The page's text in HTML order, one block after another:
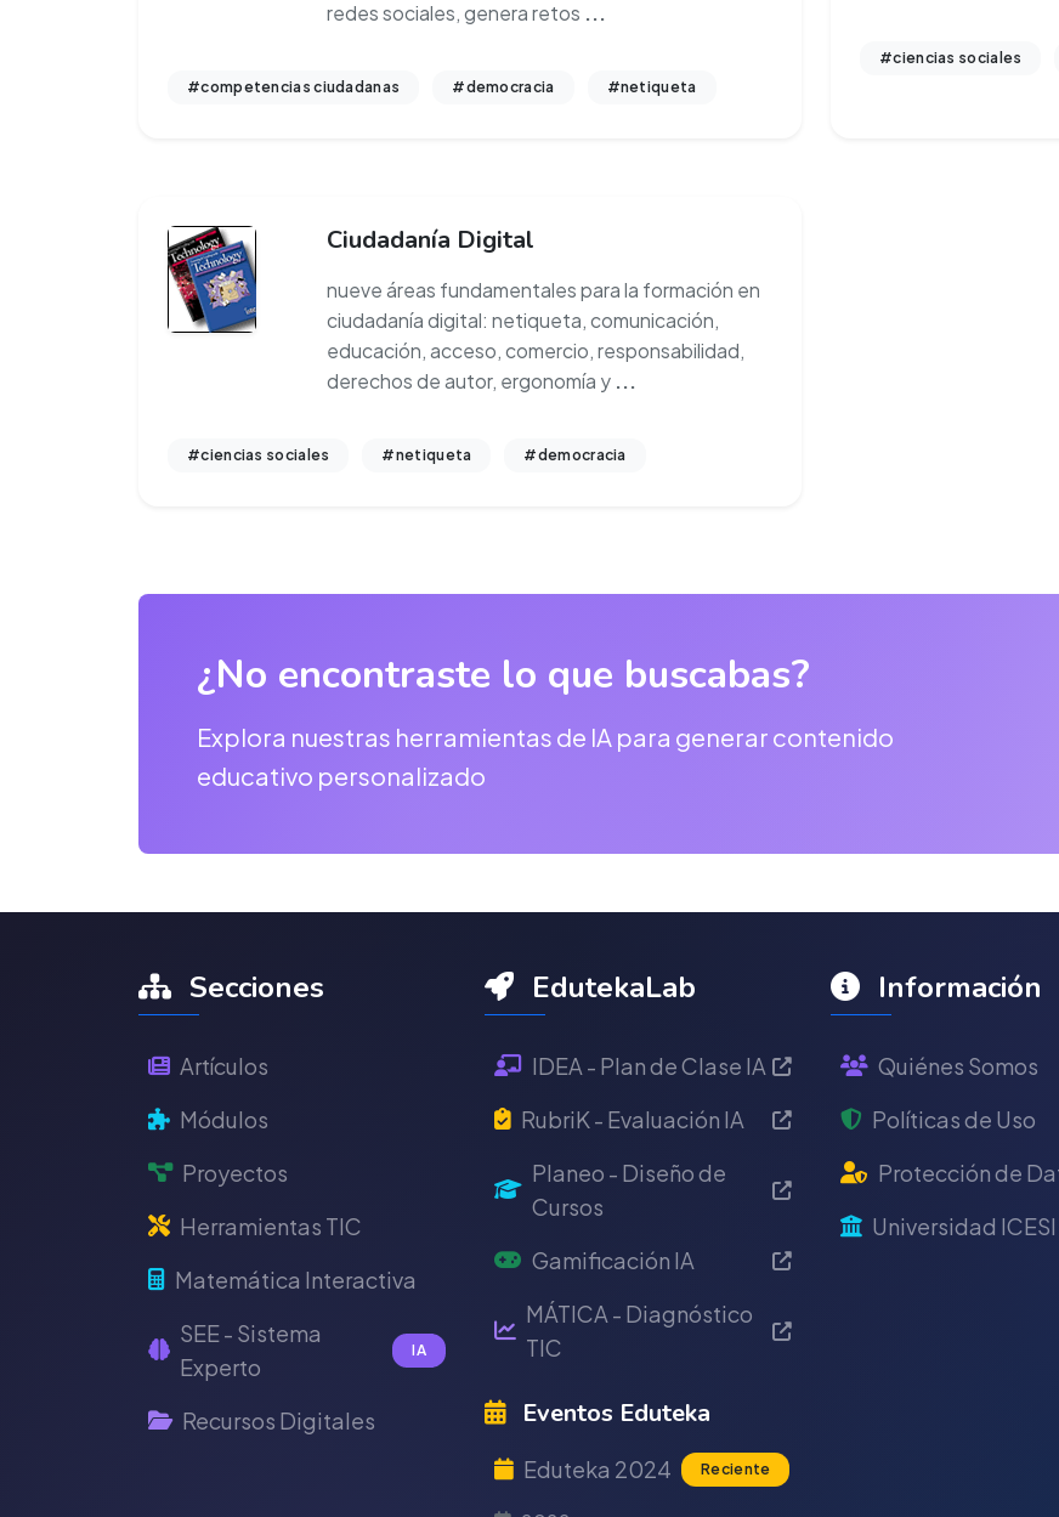
redes sociales, genera retos ...
#competencias ciudadanas #democracia #netiqueta
#ciencias sociales
Ciudadanía Digital
nueve áreas fundamentales para la formación en
ciudadanía digital: netiqueta, comunicación,
educación, acceso, comercio, responsabilidad,
derechos de autor, ergonomía y ...
#ciencias sociales #netiqueta #democracia
¿No encontraste lo que buscabas?
Explora nuestras herramientas de IA para generar contenido
educativo personalizado
Secciones
Artículos
Módulos
Proyectos
Herramientas TIC
Matemática Interactiva
SEE - Sistema
Experto
IA
Recursos Digitales
EdutekaLab
IDEA - Plan de Clase IA
RubriK - Evaluación IA
Planeo - Diseño de
Cursos
Gamificación IA
MÁTICA - Diagnóstico
TIC
Eventos Eduteka
Eduteka 2024 Reciente
Información
Quiénes Somos
Políticas de Uso
Protección de
Universidad ICESI